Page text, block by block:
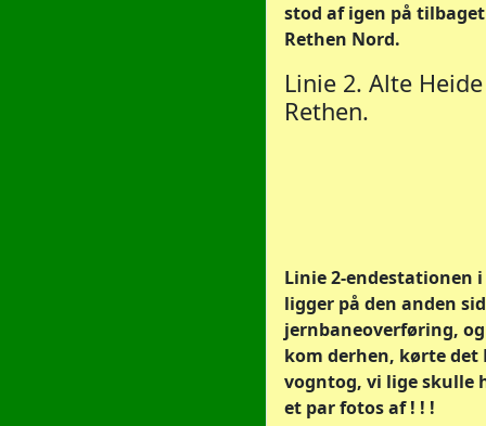
stod af igen på
Rethen Nord.
Linie 2. Alte
Rethen.
Linie 2-endestationen
ligger på den anden
jernbaneoverføring,
kom derhen, kørte det
vogntog, vi lige skulle
et par fotos af ! ! !